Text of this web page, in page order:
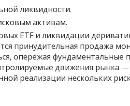
ликвидности.
активам.
ETF и ликвидации
принудительная продажа
опережая фундаментальные
движения рынка —
реализации нескольких